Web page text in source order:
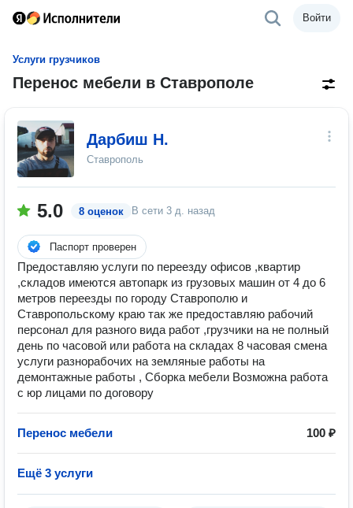
Войти
Услуги грузчиков
Перенос мебели в Ставрополе
Дарбиш Н.
Ставрополь
5.0 8 оценок В сети 3 д. назад
Паспорт проверен
Предоставляю услуги по переезду офисов ,квартир
,складов имеются автопарк из грузовых машин от 4 до 6
метров переезды по городу Ставрополю и
Ставропольскому краю так же предоставляю рабочий
персонал для разного вида работ ,грузчики на не полный
день по часовой или работа на складах 8 часовая смена
услуги разнорабочих на земляные работы на
демонтажные работы , Сборка мебели Возможна работа
с юр лицами по договору
Перенос мебели 100 ₽
Ещё 3 услуги